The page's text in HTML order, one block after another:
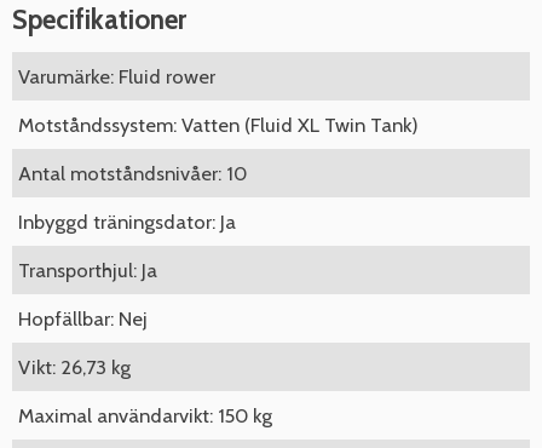
Specifikationer
Varumärke: Fluid rower
Motståndssystem: Vatten (Fluid XL Twin Tank)
Antal motståndsnivåer: 10
Inbyggd träningsdator: Ja
Transporthjul: Ja
Hopfällbar: Nej
Vikt: 26,73 kg
Maximal användarvikt: 150 kg